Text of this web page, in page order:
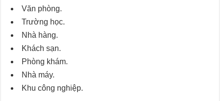
Văn phòng.
Trường học.
Nhà hàng.
Khách sạn.
Phòng khám.
Nhà máy.
Khu công nghiệp.